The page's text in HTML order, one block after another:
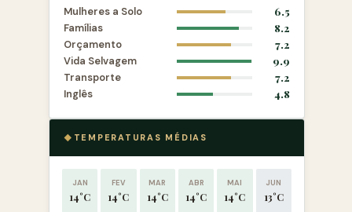
Mulheres a Solo
6.5
Famílias
8.2
Orçamento
7.2
Vida Selvagem
9.9
Transporte
7.2
Inglês
4.8
TEMPERATURAS MÉDIAS
JAN
14°C
FEV
14°C
MAR
14°C
ABR
14°C
MAI
14°C
JUN
13°C